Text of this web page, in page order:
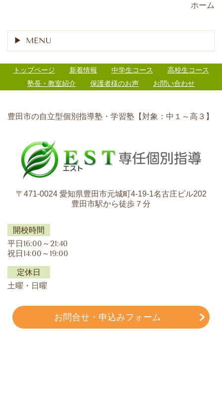
ホーム
MENU
トップページ 新着情報 中学生コース
高校生コース
塾長・教室紹介
保護者様のお声 お問い合わせ
豊田市の自立型個別指導塾・学習塾【対象：中１～高３】
〒471-0024 愛知県豊田市元城町4-19-1名古庄ビル202
豊田市駅から徒歩７分
開校時間
平日16:00～21:40
祝日14:00～19:00
定休日
土曜・日曜
お問合せ・申込みフォーム